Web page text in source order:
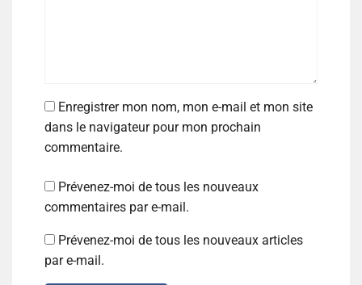
Enregistrer mon nom, mon e-mail et mon site
dans le navigateur pour mon prochain
commentaire.
Prévenez-moi de tous les nouveaux
commentaires par e-mail.
Prévenez-moi de tous les nouveaux articles
par e-mail.